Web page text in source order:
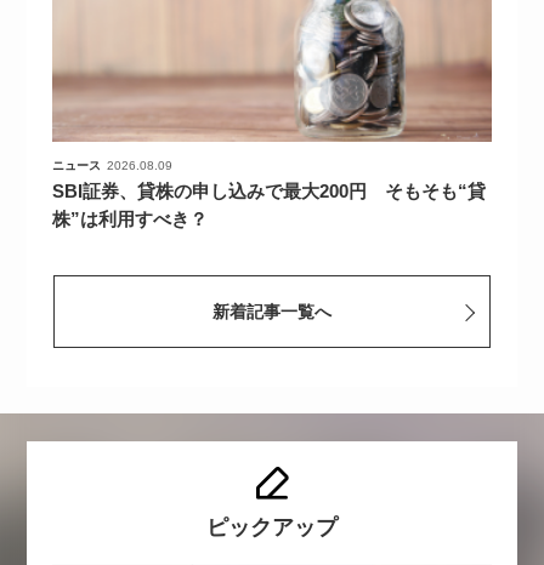
ニュース 2026.08.09
SBI証券、貸株の申し込みで最大200円 そもそも“貸
株”は利用すべき？
新着記事一覧へ
ピックアップ